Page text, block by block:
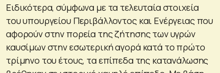
Ειδικότερα, σύμφωνα με τα τελευταία στοιχεία
του υπουργείου Περιβάλλοντος και Ενέργειας που
αφορούν στην πορεία της ζήτησης των υγρών
καυσίμων στην εσωτερική αγορά κατά το πρώτο
τρίμηνο του έτους, τα επίπεδα της κατανάλωσης